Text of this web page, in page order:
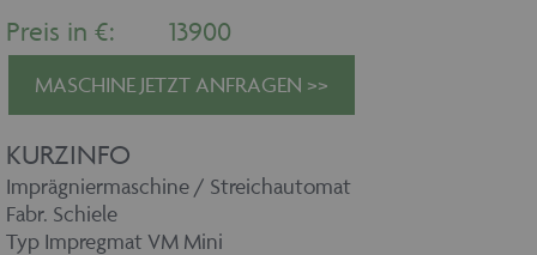
Preis in €: 13900
MASCHINE JETZT ANFRAGEN >>
KURZINFO
Imprägniermaschine / Streichautomat
Fabr. Schiele
Typ Impregmat VM Mini